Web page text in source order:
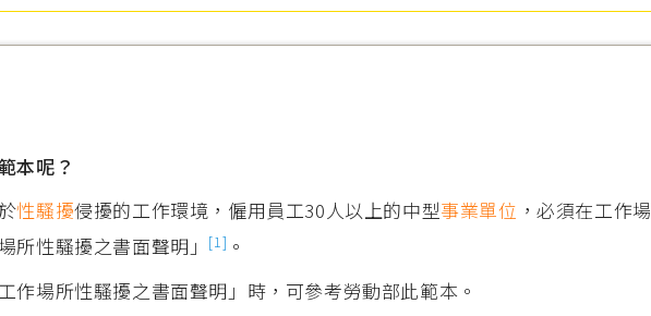
本呢？
性騷擾侵擾的工作環境，僱用員工30人以上的中型事業單位 ，必須在工作場
所性騷擾之書面聲明」
[1] 。
作場所性騷擾之書面聲明」時，可參考勞動部此範本。